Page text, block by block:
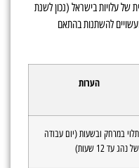
של עלויות בישראל (נכון לשנת
ועשויים להשתנות בהתאם
הערות
תלוי במרחק ובשעות (יום עבודה
של נהג עד 12 שעות)